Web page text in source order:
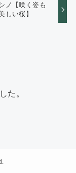
ノ【咲く姿も
しい桜】
た。